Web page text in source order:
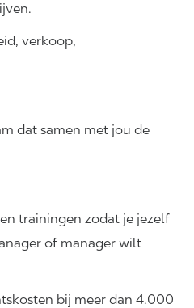
verkoop,
dat samen met jou de
trainingen zodat je jezelf
of manager wilt
bij meer dan 4.000